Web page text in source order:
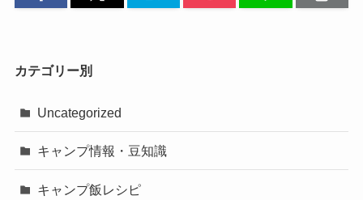
カテゴリー別
Uncategorized
キャンプ情報・豆知識
キャンプ飯レシピ